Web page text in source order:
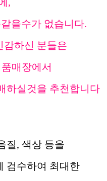
,
을수가 없습니다.
감하신 분들은
매장에서
하실것을 추천합니다
질, 색상 등을
검수하여 최대한